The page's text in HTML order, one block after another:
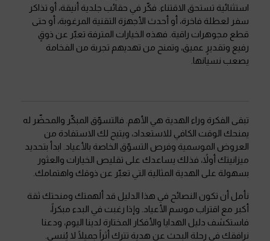
استثنائية تستحق الاقتناء. فكّر في حقائب جلدية أنيقة، أو تذاكر
سفر لعطلة فاخرة، أو أحدث الأجهزة التقنية المرغوبة، أو حتى
قطع مجوهرات راقية. فهذه الخيارات المترفة تعبّر عن ذوقٍ
رفيع وتقديرٍ عميق، وتمنح من تهديهم تجربة من الفخامة
يصعب نسيانها.
تبقى الفكرة وراء الهدية هي الأهم. فالتسوّق المبكّر والمحضّر له
يمنحك الوقت الكافي للاستعداد، ويتيح لك الاستفادة من
العروض الموسمية وفرص التسوّق الخاصة بالأعياد. ابدأ بتحديد
ميزانيتك أولاً، فذلك يساعدك على تقليص الخيارات والعثور
بسهولة على الهدية المثالية التي تعبّر عن ذوقك واهتمامك.
نأمل أن تكون النصائح في هذا الدليل قد ألهمتك ومنحتك ثقة
أكبر مع اقتراب موسم الأعياد. وإذا رغبت في البدء مبكراً،
فاستكشف دليل الهدايا والأفكار المختارة لدينا اليوم، ودعنا
نرافقك في رحلة البحث عن هدية تترك أثراً جميلًا لا يُنسى.